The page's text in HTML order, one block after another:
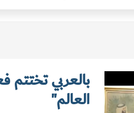
بالعربي تختتم
العالم"